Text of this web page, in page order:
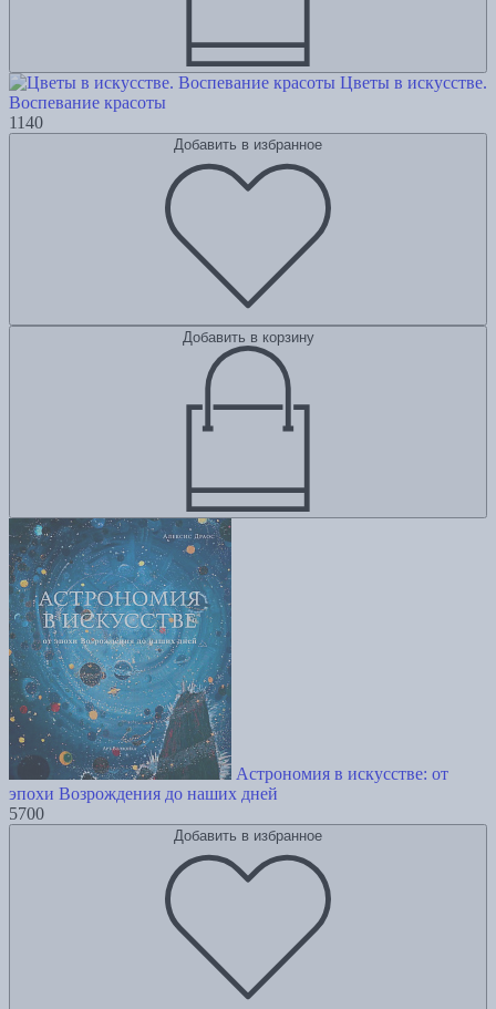
Цветы в искусстве.
Воспевание красоты
1140
Добавить в избранное
Добавить в корзину
Астрономия в искусстве: от
эпохи Возрождения до наших дней
5700
Добавить в избранное